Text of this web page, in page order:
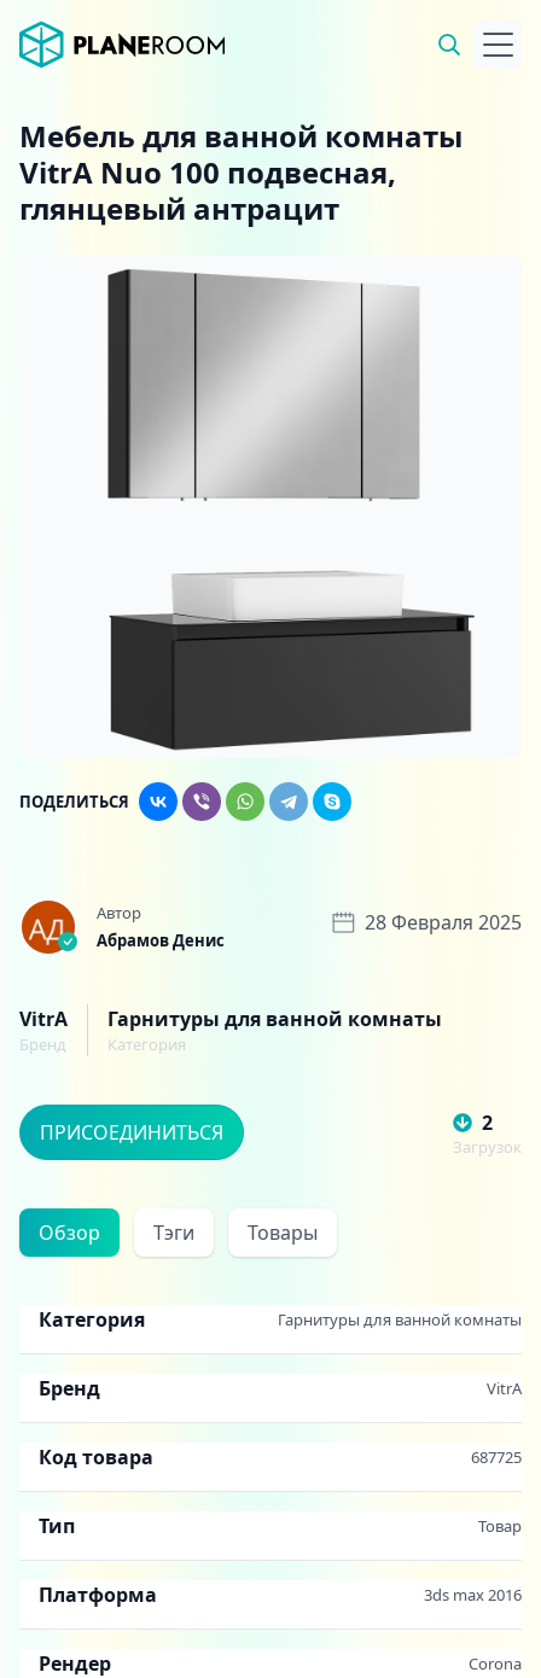
Мебель для ванной комнаты
VitrA Nuo 100 подвесная,
глянцевый антрацит
ПОДЕЛИТЬСЯ
Автор
Абрамов Денис
28 Февраля 2025
VitrA
Бренд
Гарнитуры для ванной комнаты
Категория
ПРИСОЕДИНИТЬСЯ 2
Загрузок
Обзор Тэги Товары
Категория Гарнитуры для ванной комнаты
Бренд VitrA
Код товара 687725
Тип Товар
Платформа 3ds max 2016
Рендер Corona